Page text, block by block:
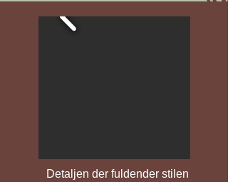
Detaljen der fuldender stilen